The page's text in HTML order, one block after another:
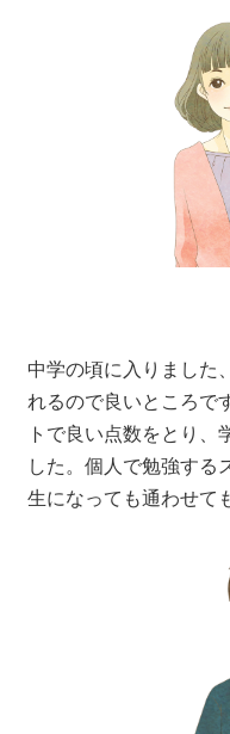
中学の頃に入りました
れるので良いところで
トで良い点数をとり、
した。個人で勉強する
生になっても通わせて